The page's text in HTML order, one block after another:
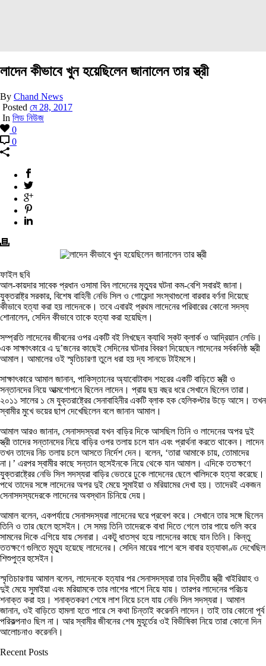
লাদেন কীভাবে খুন হয়েছিলেন জানালেন তার স্ত্রী
By Chand News
Posted মে 28, 2017
In লিড নিউজ
0
0
ফাইল ছবি
আল-কায়দার সাবেক প্রধান ওসামা বিন লাদেনের মৃত্যুর ঘটনা কম-বেশি সবারই জানা।
যুক্তরাষ্ট্র সরকার, বিশেষ বাহিনী নেভি সিল ও গোয়েন্দা সংস্থাগুলো বারবার বর্ণনা দিয়েছে
কীভাবে হত্যা করা হয় লাদেনকে। তবে এবারই প্রথম লাদেনের পরিবারের কোনো সদস্য
শোনালেন, সেদিন কীভাবে তাকে হত্যা করা হয়েছিল।
সম্প্রতি লাদেনের জীবনের ওপর একটি বই লিখছেন ক্যাথি স্কট ক্লার্ক ও আদ্রিয়ান লেভি।
এক সাক্ষাৎকারে এ দু’জনের কাছেই সেদিনের ঘটনার বিবরণ দিয়েছেন লাদেনের সর্বকনিষ্ঠ স্ত্রী
আমাল। আমালের ওই স্মৃতিচারণা তুলে ধরা হয় দ্য সানডে টাইমসে।
সাক্ষাৎকারে আমাল জানান, পাকিস্তানের অ্যাবোটাবাদ শহরের একটি বাড়িতে স্ত্রী ও
সন্তানদের নিয়ে আত্মগোপনে ছিলেন লাদেন। প্রায় ছয় বছর ধরে সেখানে ছিলেন তারা।
২০১১ সালের ১ মে যুক্তরাষ্ট্রের সেনাবাহিনীর একটি ব্লাক হক হেলিকপ্টার উড়ে আসে। তখন
স্বামীর মুখে ভয়ের ছাপ দেখেছিলেন বলে জানান আমাল।
আমাল আরও জানান, সেনাসদস্যরা যখন বাড়ির দিকে আসছিল তিনি ও লাদেনের অপর দুই
স্ত্রী তাদের সন্তানদের নিয়ে বাড়ির ওপর তলায় চলে যান এবং প্রার্থনা করতে থাকেন। লাদেন
তখন তাদের নিচ তলায় চলে আসতে নির্দেশ দেন। বলেন, ‘তারা আমাকে চায়, তোমাদের
না।’ এরপর স্বামীর কাছে সন্তান হুসেইনকে নিয়ে থেকে যান আমাল। এদিকে ততক্ষণে
যুক্তরাষ্ট্রের নেভি সিল সদস্যরা বাড়ির ভেতরে ঢুকে লাদেনের ছেলে খালিদকে হত্যা করেছে।
পথে তাদের সঙ্গে লাদেনের অপর দুই মেয়ে সুমাইয়া ও মরিয়ামের দেখা হয়। তাদেরই একজন
সেনাসদস্যদেরকে লাদেনের অবস্থান চিনিয়ে দেয়।
আমাল বলেন, একপর্যায়ে সেনাসদস্যরা লাদেনের ঘরে প্রবেশ করে। সেখানে তার সঙ্গে ছিলেন
তিনি ও তার ছেলে হুসেইন। সে সময় তিনি তাদেরকে বাধা দিতে গেলে তার পায়ে গুলি করে
সামনের দিকে এগিয়ে যায় সেনারা। একটু ধাতস্থ হয়ে লাদেনের কাছে যান তিনি। কিন্তু
ততক্ষণে গুলিতে মৃত্যু হয়েছে লাদেনের। সেদিন মায়ের পাশে বসে বাবার হত্যাকাণ্ড দেখেছিল
শিশুপুত্র হুসেইন।
স্মৃতিচারণায় আমাল বলেন, লাদেনকে হত্যার পর সেনাসদস্যরা তার দ্বিতীয় স্ত্রী খাইরিয়াহ ও
দুই মেয়ে সুমাইয়া এবং মরিয়ামকে তার লাশের পাশে নিয়ে যায়। তারপর লাদেনের পরিচয়
শনাক্ত করা হয়। শনাক্তকরণ শেষে লাশ নিয়ে চলে যায় নেভি সিল সদস্যরা। আমাল
জানান, ওই বাড়িতে হামলা হতে পারে সে কথা চিন্তাই করেননি লাদেন। তাই তার কোনো পূর্ব
পরিকল্পনাও ছিল না। আর স্বামীর জীবনের শেষ মুহূর্তের ওই বিভীষিকা নিয়ে তারা কোনো দিন
আলোচনাও করেননি।
Recent Posts